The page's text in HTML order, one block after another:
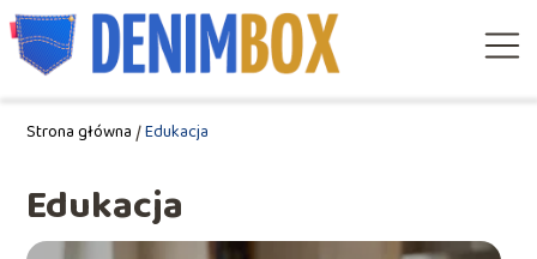
Strona główna/Edukacja
Edukacja